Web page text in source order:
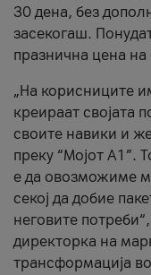
30 дена, без
засекогаш.
празнична цена
„На корисниците
креираат својата
своите навики и
преку “Мојот А1”.
е да овозможиме
секој да добие
неговите
директорка на
трансформација